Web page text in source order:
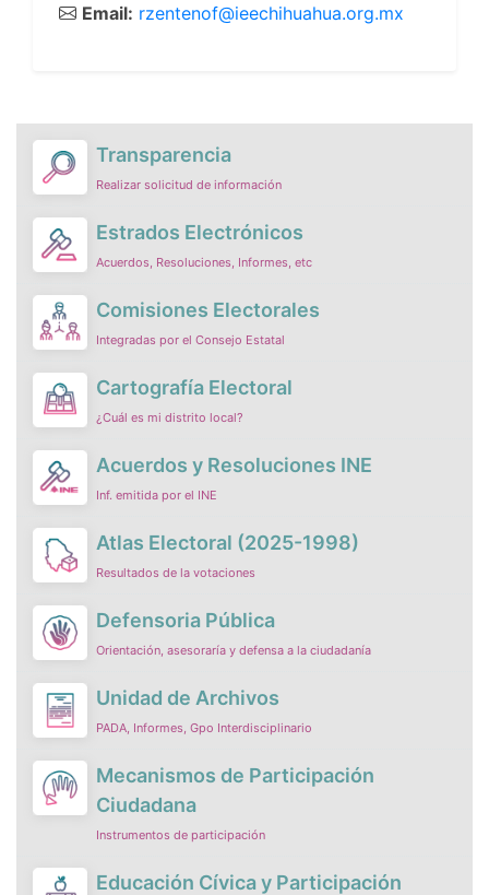
Email: rzentenof@ieechihuahua.org.mx
Transparencia
Realizar solicitud de información
Estrados Electrónicos
Acuerdos, Resoluciones, Informes, etc
Comisiones Electorales
Integradas por el Consejo Estatal
Cartografía Electoral
¿Cuál es mi distrito local?
Acuerdos y Resoluciones INE
Inf. emitida por el INE
Atlas Electoral (2025-1998)
Resultados de la votaciones
Defensoria Pública
Orientación, asesoraría y defensa a la ciudadanía
Unidad de Archivos
PADA, Informes, Gpo Interdisciplinario
Mecanismos de Participación
Ciudadana
Instrumentos de participación
Educación Cívica y Participación